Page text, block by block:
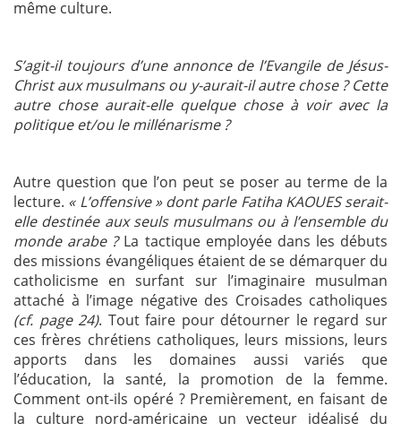
même culture.
S’agit-il toujours d’une annonce de l’Evangile de Jésus-
Christ aux musulmans ou y-aurait-il autre chose ? Cette
autre chose aurait-elle quelque chose à voir avec la
politique et/ou le millénarisme ?
Autre question que l’on peut se poser au terme de la
lecture. « L’offensive » dont parle Fatiha KAOUES serait-
elle destinée aux seuls musulmans ou à l’ensemble du
monde arabe ?La tactique employée dans les débuts
des missions évangéliques étaient de se démarquer du
catholicisme en surfant sur l’imaginaire musulman
attaché à l’image négative des Croisades catholiques
(cf. page 24). Tout faire pour détourner le regard sur
ces frères chrétiens catholiques, leurs missions, leurs
apports dans les domaines aussi variés que
l’éducation, la santé, la promotion de la femme.
Comment ont-ils opéré ? Premièrement, en faisant de
la culture nord-américaine un vecteur idéalisé du